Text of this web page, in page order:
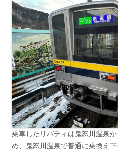
乗車したリバティは鬼怒川温泉
め、鬼怒川温泉で普通に乗換え下